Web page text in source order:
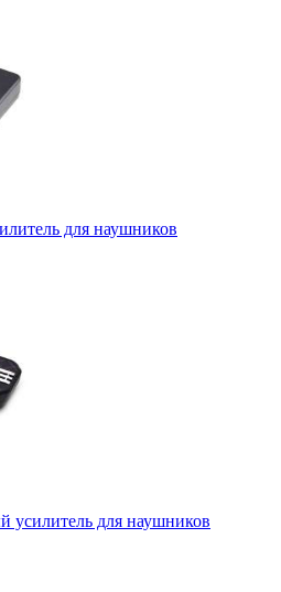
для наушников
усилитель для наушников